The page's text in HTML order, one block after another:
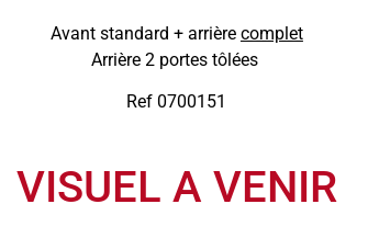
Avant standard + arrière complet
Arrière 2 portes tôlées
Ref 0700151
VISUEL A VENIR